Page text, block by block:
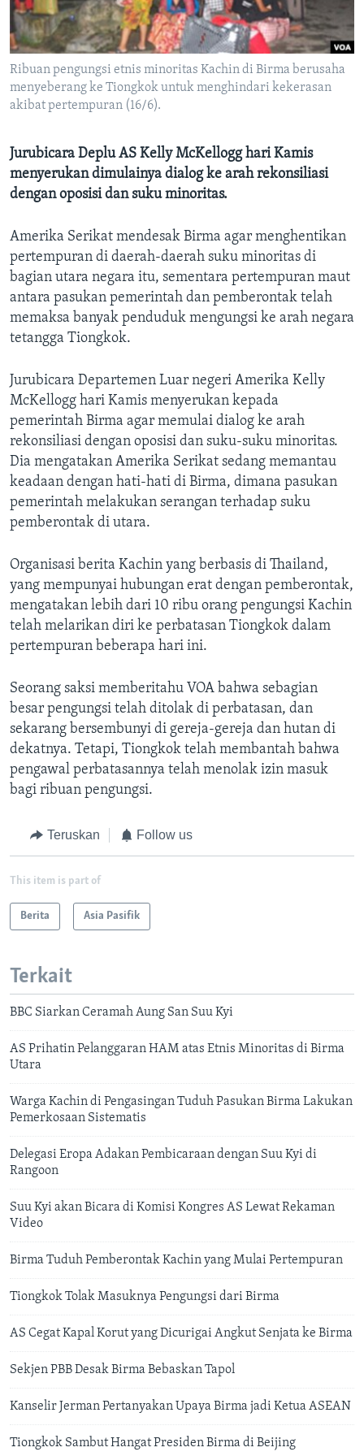
Ribuan pengungsi etnis minoritas Kachin di Birma berusaha
menyeberang ke Tiongkok untuk menghindari kekerasan
akibat pertempuran (16/6).
Jurubicara Deplu AS Kelly McKellogg hari Kamis
menyerukan dimulainya dialog ke arah rekonsiliasi
dengan oposisi dan suku minoritas.
Amerika Serikat mendesak Birma agar menghentikan
pertempuran di daerah-daerah suku minoritas di
bagian utara negara itu, sementara pertempuran maut
antara pasukan pemerintah dan pemberontak telah
memaksa banyak penduduk mengungsi ke arah negara
tetangga Tiongkok.
Jurubicara Departemen Luar negeri Amerika Kelly
McKellogg hari Kamis menyerukan kepada
pemerintah Birma agar memulai dialog ke arah
rekonsiliasi dengan oposisi dan suku-suku minoritas.
Dia mengatakan Amerika Serikat sedang memantau
keadaan dengan hati-hati di Birma, dimana pasukan
pemerintah melakukan serangan terhadap suku
pemberontak di utara.
Organisasi berita Kachin yang berbasis di Thailand,
yang mempunyai hubungan erat dengan pemberontak,
mengatakan lebih dari 10 ribu orang pengungsi Kachin
telah melarikan diri ke perbatasan Tiongkok dalam
pertempuran beberapa hari ini.
Seorang saksi memberitahu VOA bahwa sebagian
besar pengungsi telah ditolak di perbatasan, dan
sekarang bersembunyi di gereja-gereja dan hutan di
dekatnya. Tetapi, Tiongkok telah membantah bahwa
pengawal perbatasannya telah menolak izin masuk
bagi ribuan pengungsi.
Teruskan Follow us
This item is part of
Berita Asia Pasifik
Terkait
BBC Siarkan Ceramah Aung San Suu Kyi
AS Prihatin Pelanggaran HAM atas Etnis Minoritas di Birma
Utara
Warga Kachin di Pengasingan Tuduh Pasukan Birma Lakukan
Pemerkosaan Sistematis
Delegasi Eropa Adakan Pembicaraan dengan Suu Kyi di
Rangoon
Suu Kyi akan Bicara di Komisi Kongres AS Lewat Rekaman
Video
Birma Tuduh Pemberontak Kachin yang Mulai Pertempuran
Tiongkok Tolak Masuknya Pengungsi dari Birma
AS Cegat Kapal Korut yang Dicurigai Angkut Senjata ke Birma
Sekjen PBB Desak Birma Bebaskan Tapol
Kanselir Jerman Pertanyakan Upaya Birma jadi Ketua ASEAN
Tiongkok Sambut Hangat Presiden Birma di Beijing